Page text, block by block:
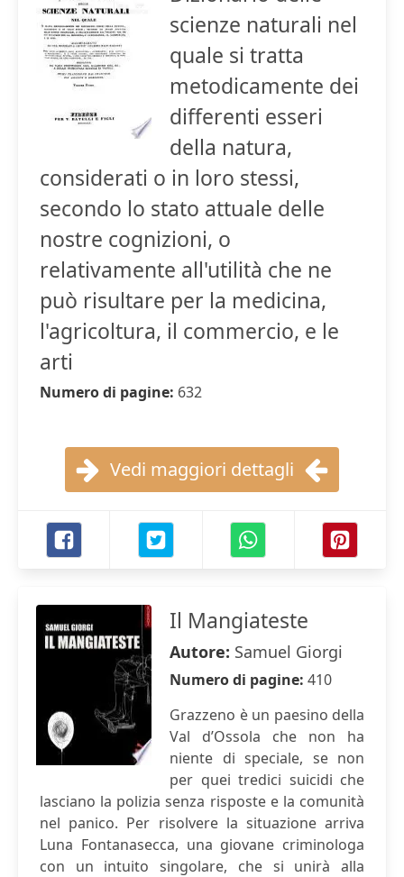
scienze naturali nel
quale si tratta
metodicamente dei
differenti esseri
della natura,
considerati o in loro stessi,
secondo lo stato attuale delle
nostre cognizioni, o
relativamente all'utilità che ne
può risultare per la medicina,
l'agricoltura, il commercio, e le
arti
Numero di pagine: 632
Vedi maggiori dettagli
Il Mangiateste
Autore: Samuel Giorgi
Numero di pagine: 410
Grazzeno è un paesino della
Val d’Ossola che non ha
niente di speciale, se non
per quei tredici suicidi che
lasciano la polizia senza risposte e la comunità
nel panico. Per risolvere la situazione arriva
Luna Fontanasecca, una giovane criminologa
con un intuito singolare, che si unirà alla